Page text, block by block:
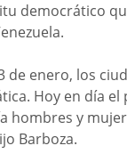
democrático
de enero, los
Hoy en día
hombres y
Barboza.